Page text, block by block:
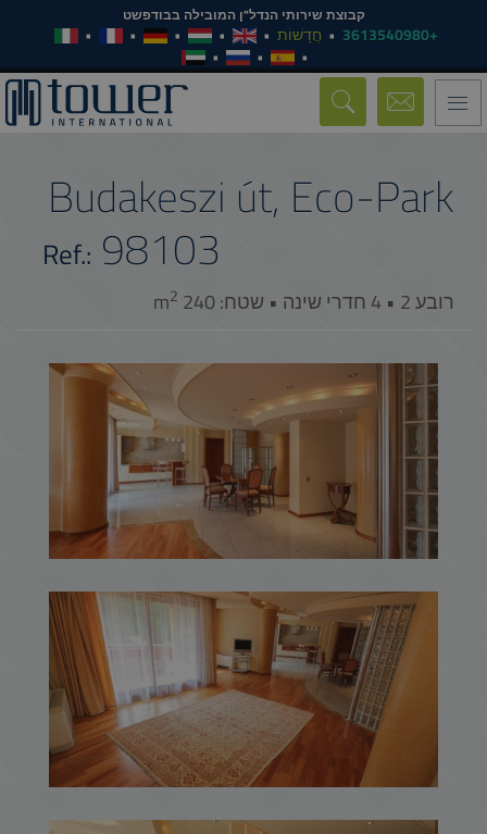
קבוצת שירותי הנדל"ן המובילה בבודפשט
+3613540980 חֲדָשׁוֹת
Toggle
navigation
Budakeszi út, Eco-Park
Ref.: 98103
רובע 2 • 4 חדרי שינה • שטח: 240 m 2